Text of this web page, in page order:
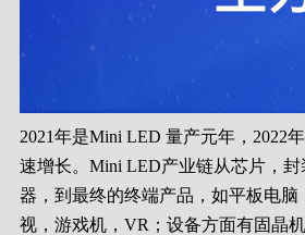
2021年是Mini LED 量产元年，2022
速增长。Mini LED产业链从芯片，
器，到最终的终端产品，如平板电脑
视，游戏机，VR；设备方面有固晶